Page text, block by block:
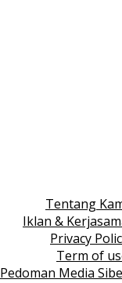
Tentang
Iklan &
Privacy
Term of
Pedoman Media